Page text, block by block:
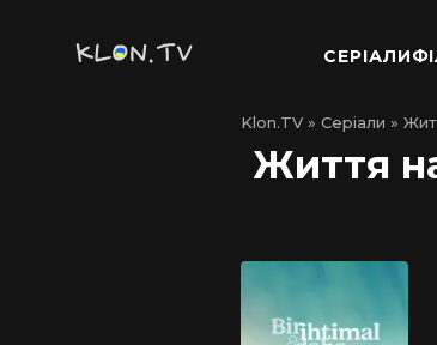
СЕРІАЛИ
Klon.TV » Серіали »
Життя